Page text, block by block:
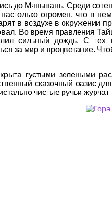
до Мяньшань. Среди
огромен, что в
в воздухе в окружении
Во время правления
сильный дождь. С тех
за мир и процветание.
густыми зелеными
сказочный оазис
чистые ручьи журчат